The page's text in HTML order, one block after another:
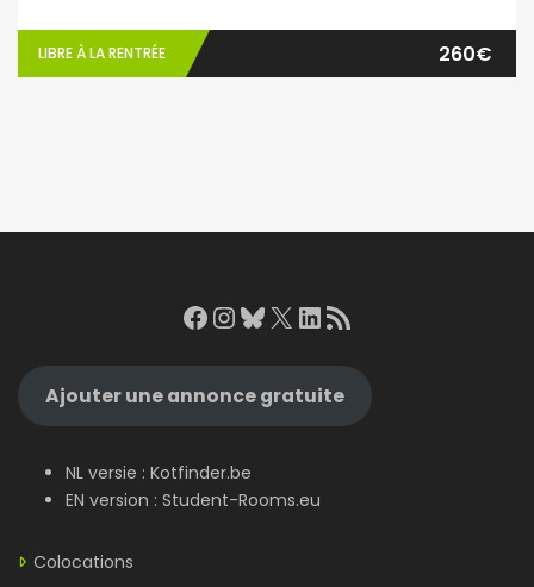
LIBRE À LA RENTRÉE 260€
Facebook
Instagram
Bluesky
X LinkedIn
RSS Feed
Ajouter une annonce gratuite
NL versie : Kotfinder.be
EN version : Student-Rooms.eu
Colocations